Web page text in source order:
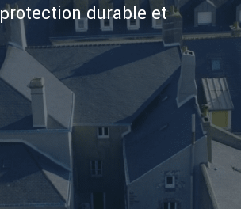
durable et